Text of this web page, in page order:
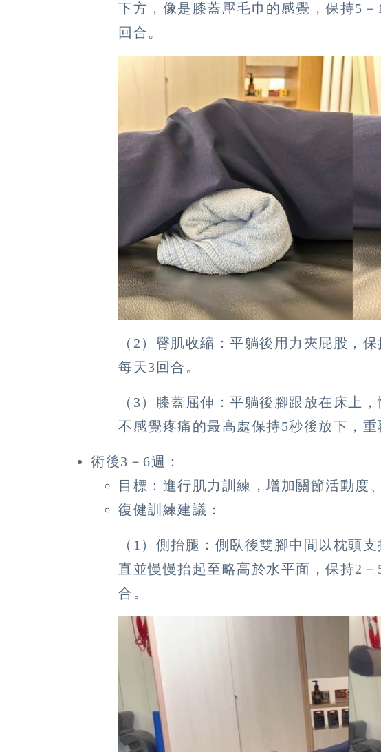
下方，像是膝蓋壓毛巾的感覺，保持5
回合。
（2）臀肌收縮：平躺後用力夾屁股，
每天3回合。
（3）膝蓋屈伸：平躺後腳跟放在床上
不感覺疼痛的最高處保持5秒後放下，重
術後3－6週：
目標：進行肌力訓練，增加關節活動度
復健訓練建議：
（1）側抬腿：側臥後雙腳中間以枕頭
直並慢慢抬起至略高於水平面，保持2
合。